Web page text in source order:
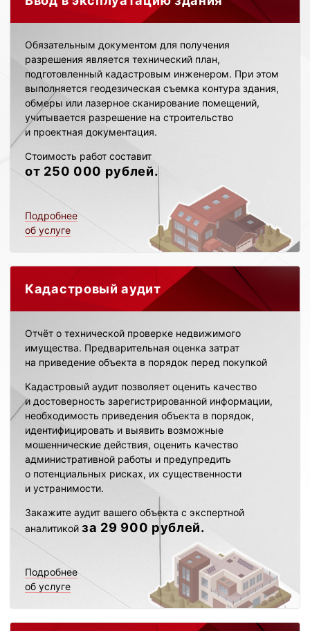
Обязательным документом для получения
разрешения является технический план,
подготовленный кадастровым инженером. При этом
выполняется геодезическая съемка контура здания,
обмеры или лазерное сканирование помещений,
учитывается разрешение на строительство
и проектная документация.
Стоимость работ составит
от 250 000 рублей.
Подробнее
об услуге
Кадастровый аудит
Отчёт о технической проверке недвижимого
имущества. Предварительная оценка затрат
на приведение объекта в порядок перед покупкой
Кадастровый аудит позволяет оценить качество
и достоверность зарегистрированной информации,
необходимость приведения объекта в порядок,
идентифицировать и выявить возможные
мошеннические действия, оценить качество
административной работы и предупредить
о потенциальных рисках, их существенности
и устранимости.
Закажите аудит вашего объекта с экспертной
аналитикой за 29 900 рублей.
Подробнее
об услуге